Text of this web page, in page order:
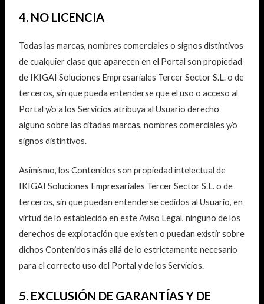
4. NO LICENCIA
Todas las marcas, nombres comerciales o signos distintivos
de cualquier clase que aparecen en el Portal son propiedad
de IKIGAI Soluciones Empresariales Tercer Sector S.L. o de
terceros, sin que pueda entenderse que el uso o acceso al
Portal y/o a los Servicios atribuya al Usuario derecho
alguno sobre las citadas marcas, nombres comerciales y/o
signos distintivos.
Asimismo, los Contenidos son propiedad intelectual de
IKIGAI Soluciones Empresariales Tercer Sector S.L. o de
terceros, sin que puedan entenderse cedidos al Usuario, en
virtud de lo establecido en este Aviso Legal, ninguno de los
derechos de explotación que existen o puedan existir sobre
dichos Contenidos más allá de lo estrictamente necesario
para el correcto uso del Portal y de los Servicios.
5. EXCLUSIÓN DE GARANTÍAS Y DE